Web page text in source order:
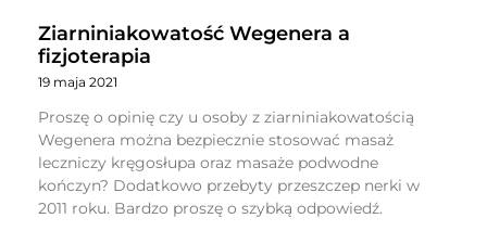
Ziarniniakowatość Wegenera a
fizjoterapia
19 maja 2021
Proszę o opinię czy u osoby z ziarniniakowatością
Wegenera można bezpiecznie stosować masaż
leczniczy kręgosłupa oraz masaże podwodne
kończyn? Dodatkowo przebyty przeszczep nerki w
2011 roku. Bardzo proszę o szybką odpowiedź.